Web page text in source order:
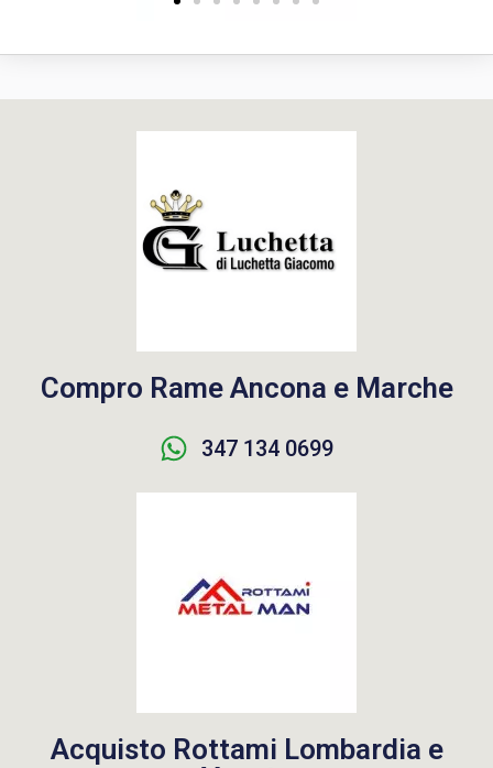
Compro Rame Ancona e Marche
347 134 0699
Acquisto Rottami Lombardia e